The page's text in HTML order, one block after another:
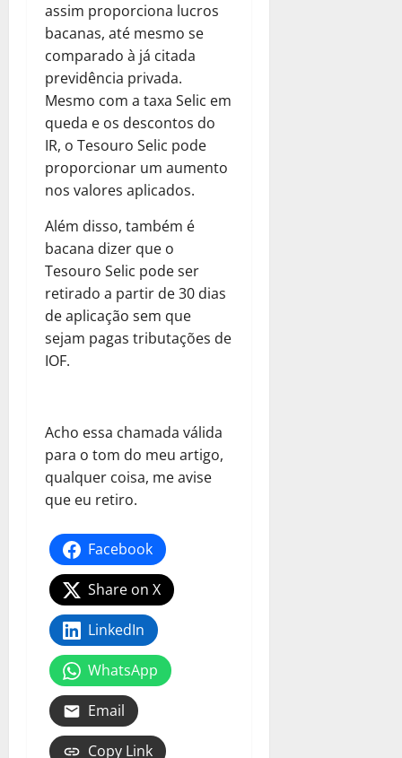
assim proporciona lucros
bacanas, até mesmo se
comparado à já citada
previdência privada.
Mesmo com a taxa Selic em
queda e os descontos do
IR, o Tesouro Selic pode
proporcionar um aumento
nos valores aplicados.
Além disso, também é
bacana dizer que o
Tesouro Selic pode ser
retirado a partir de 30 dias
de aplicação sem que
sejam pagas tributações de
IOF.
Acho essa chamada válida
para o tom do meu artigo,
qualquer coisa, me avise
que eu retiro.
Facebook
Share on X
LinkedIn
WhatsApp
Email
Copy Link